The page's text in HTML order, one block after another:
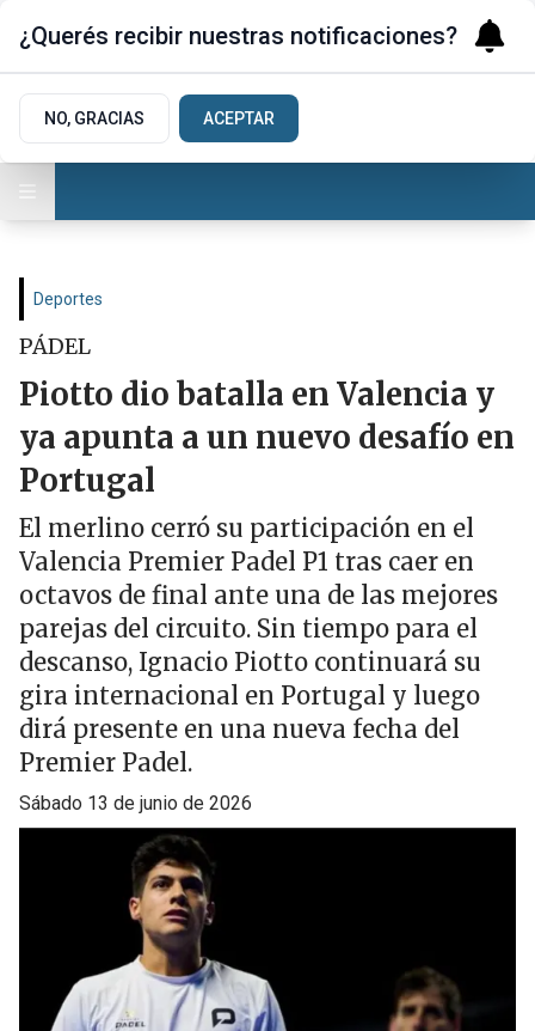
Deportes
PÁDEL
Piotto dio batalla en Valencia y
ya apunta a un nuevo desafío en
Portugal
El merlino cerró su participación en el
Valencia Premier Padel P1 tras caer en
octavos de final ante una de las mejores
parejas del circuito. Sin tiempo para el
descanso, Ignacio Piotto continuará su
gira internacional en Portugal y luego
dirá presente en una nueva fecha del
Premier Padel.
sábado 13 de junio de 2026
¿Querés recibir nuestras notificaciones?
NO, GRACIAS ACEPTAR